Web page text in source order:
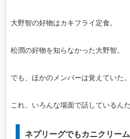
大野智の好物はカキフライ定食。
松潤の好物を知らなかった大野智。
でも、ほかのメンバーは覚えていた。
これ、いろんな場面で話しているんだ
ネプリーグでもカニクリー